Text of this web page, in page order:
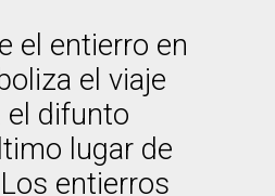
el entierro en
el viaje
el difunto
lugar de
entierros